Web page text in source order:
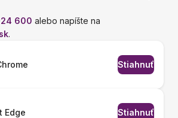
600 alebo napíšte na
.
Stiahnuť
Edge Stiahnuť